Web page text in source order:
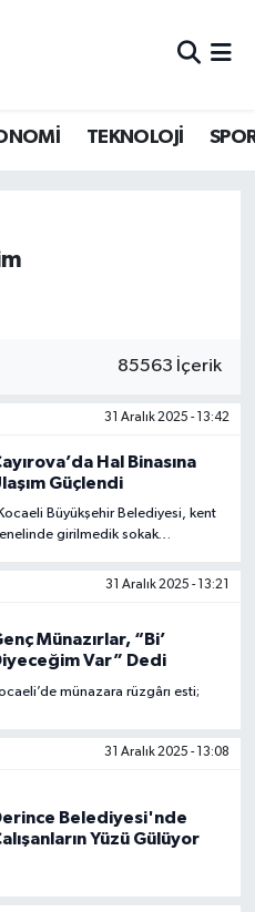
TEKNOLOJİ
85563 İçerik
31 Aralık 2025 - 13:42
Hal Binasına
Güçlendi
girilmedik sokak
31 Aralık 2025 - 13:21
Münazırlar, “Bi’
Var” Dedi
münazara rüzgârı esti;
31 Aralık 2025 - 13:08
Belediyesi'nde
Yüzü Gülüyor
ve Fikstür